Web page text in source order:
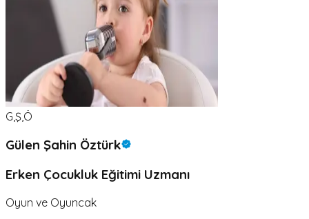
G,Ş,Ö
Gülen Şahin Öztürk
Erken Çocukluk Eğitimi Uzmanı
Oyun ve Oyuncak